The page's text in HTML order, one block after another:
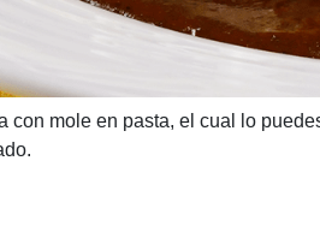
con mole en pasta, el cual lo